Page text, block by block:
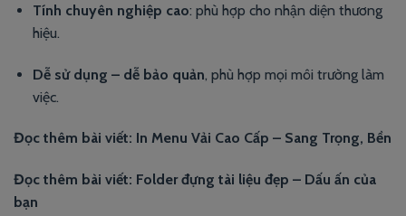
Tính chuyên nghiệp cao: phù hợp cho nhận diện thương
hiệu.
Dễ sử dụng – dễ bảo quản, phù hợp mọi môi trường làm
việc.
Đọc thêm bài viết: In Menu Vải Cao Cấp – Sang Trọng, Bền
Đọc thêm bài viết: Folder đựng tài liệu đẹp – Dấu ấn của
bạn